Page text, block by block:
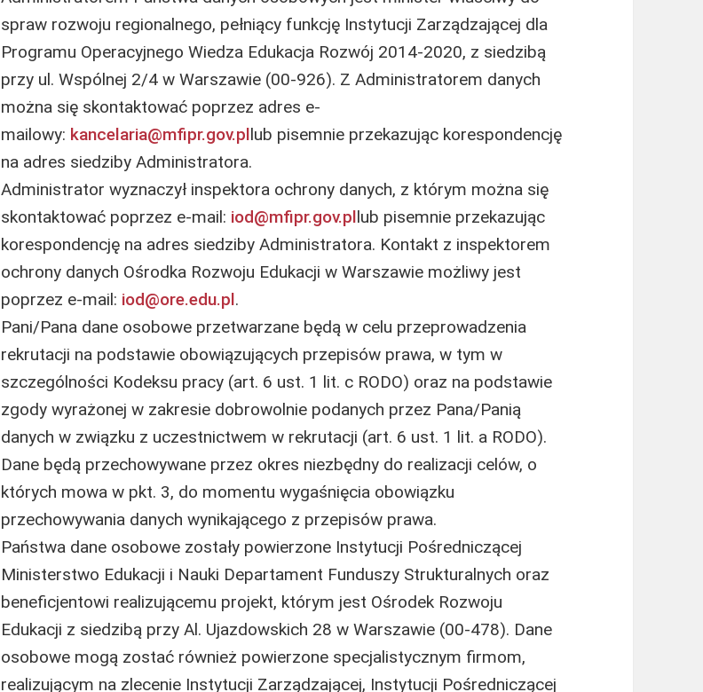
spraw rozwoju regionalnego, pełniący funkcję Instytucji Zarządzającej dla
Programu Operacyjnego Wiedza Edukacja Rozwój 2014-2020, z siedzibą
przy ul. Wspólnej 2/4 w Warszawie (00-926). Z Administratorem danych
można się skontaktować poprzez adres e-
mailowy: kancelaria@mfipr.gov.pllub pisemnie przekazując korespondencję
na adres siedziby Administratora.
Administrator wyznaczył inspektora ochrony danych, z którym można się
skontaktować poprzez e-mail: iod@mfipr.gov.pllub pisemnie przekazując
korespondencję na adres siedziby Administratora. Kontakt z inspektorem
ochrony danych Ośrodka Rozwoju Edukacji w Warszawie możliwy jest
poprzez e-mail: iod@ore.edu.pl.
Pani/Pana dane osobowe przetwarzane będą w celu przeprowadzenia
rekrutacji na podstawie obowiązujących przepisów prawa, w tym w
szczególności Kodeksu pracy (art. 6 ust. 1 lit. c RODO) oraz na podstawie
zgody wyrażonej w zakresie dobrowolnie podanych przez Pana/Panią
danych w związku z uczestnictwem w rekrutacji (art. 6 ust. 1 lit. a RODO).
Dane będą przechowywane przez okres niezbędny do realizacji celów, o
których mowa w pkt. 3, do momentu wygaśnięcia obowiązku
przechowywania danych wynikającego z przepisów prawa.
Państwa dane osobowe zostały powierzone Instytucji Pośredniczącej
Ministerstwo Edukacji i Nauki Departament Funduszy Strukturalnych oraz
beneficjentowi realizującemu projekt, którym jest Ośrodek Rozwoju
Edukacji z siedzibą przy Al. Ujazdowskich 28 w Warszawie (00-478). Dane
osobowe mogą zostać również powierzone specjalistycznym firmom,
realizującym na zlecenie Instytucji Zarządzającej, Instytucji Pośredniczącej